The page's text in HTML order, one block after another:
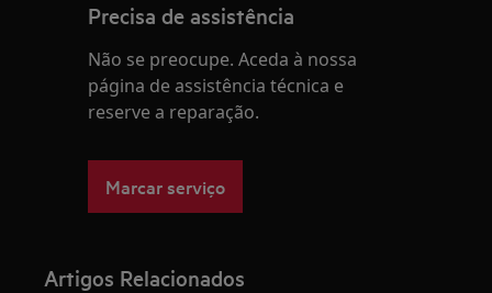
Precisa de assistência
Não se preocupe. Aceda à nossa
página de assistência técnica e
reserve a reparação.
Marcar serviço
Artigos Relacionados